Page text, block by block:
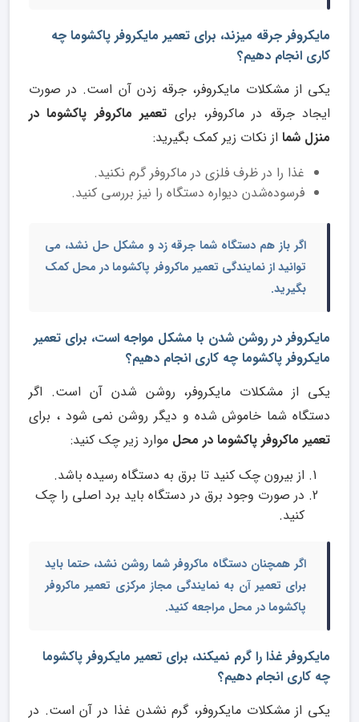
مایکروفر جرقه میزند، برای تعمیر مایکروفر پاکشوما چه
کاری انجام دهیم؟
یکی از مشکلات مایکروفر، جرقه زدن آن است. در صورت
ایجاد جرقه در ماکروفر، برای تعمیر ماکروفر پاکشوما در
منزل شما از نکات زیر کمک بگیرید:
غذا را در ظرف فلزی در ماکروفر گرم نکنید.
فرسوده‌شدن دیواره دستگاه را نیز بررسی کنید.
اگر باز هم دستگاه شما جرقه زد و مشکل حل نشد، می
توانید از نمایندگی تعمیر ماکروفر پاکشوما در محلکمک
بگیرید.
مایکروفر در روشن شدن با مشکل مواجه است، برای تعمیر
مایکروفر پاکشوما چه کاری انجام دهیم؟
یکی از مشکلات مایکروفر، روشن شدن آن است. اگر
دستگاه شما خاموش شده و دیگر روشن نمی شود ، برای
تعمیر ماکروفر پاکشوما در محل موارد زیر چک کنید:
از بیرون چک کنید تا برق به دستگاه رسیده باشد.
در صورت وجود برق در دستگاه باید برد اصلی را چک
کنید.
اگر همچنان دستگاه ماکروفر شما روشن نشد، حتما باید
برای تعمیر آن به نمایندگی مجاز مرکزی تعمیر ماکروفر
پاکشوما در محل مراجعه کنید.
مایکروفر غذا را گرم نمیکند، برای تعمیر مایکروفر پاکشوما
چه کاری انجام دهیم؟
یکی از مشکلات مایکروفر، گرم نشدن غذا در آن است. در